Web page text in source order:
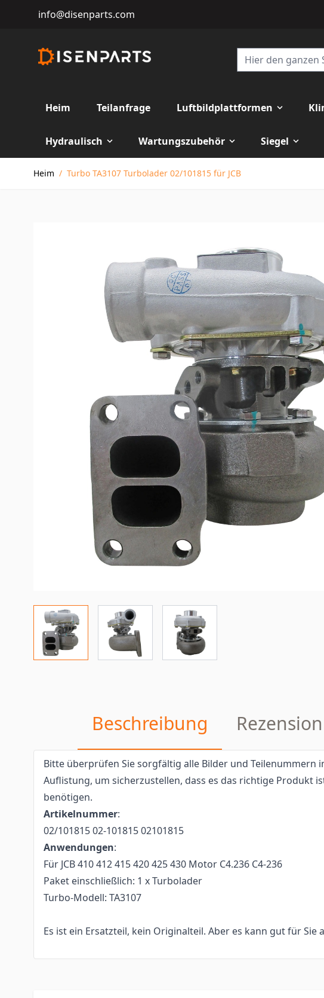
info@disenparts.com
Heim Teilanfrage Luftbildplattformen
Hydraulisch Wartungszubehör Siegel
Heim / Turbo TA3107 Turbolader 02/101815 für JCB
Beschreibung Rezension
Bitte überprüfen Sie sorgfältig alle Bilder und Teilenummern
Auflistung, um sicherzustellen, dass es das richtige Produkt
benötigen.
Artikelnummer:
02/101815 02-101815 02101815
Anwendungen:
Für JCB 410 412 415 420 425 430 Motor C4.236 C4-236
Paket einschließlich: 1 x Turbolader
Turbo-Modell: TA3107
Es ist ein Ersatzteil, kein Originalteil. Aber es kann gut für Sie